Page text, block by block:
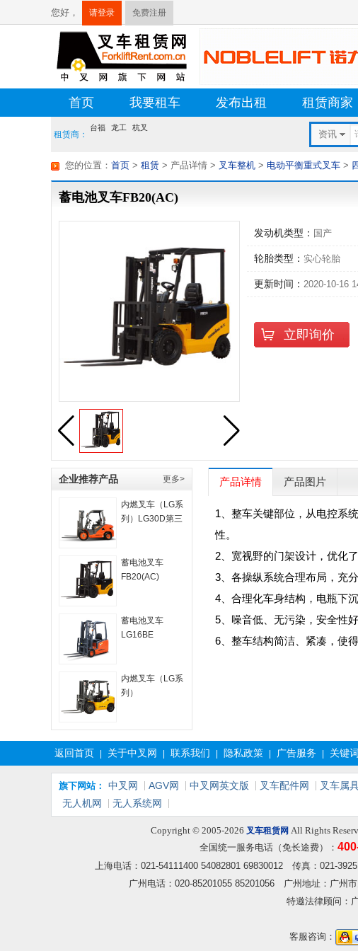
您好， 请登录 免费注册
首页 我要租车 发布出租 租赁商家
租赁商：
台福 龙工 杭叉
资讯
您的位置： 首页 > 租赁 > 叉车整机 > 电动平衡重式叉车 >
> 产品详情
蓄电池叉车FB20(AC)
发动机类型： 国产
轮胎类型： 实心轮胎
更新时间： 2020-10-16
立即询价
企业推荐产品 更多>
内燃叉车（LG系
列）LG30D第三
蓄电池叉车
FB20(AC)
蓄电池叉车
LG16BE
内燃叉车（LG系
列）
产品详情 产品图片
1、整车关键部位，从电控系
性。
2、宽视野的门架设计，优化
3、各操纵系统合理布局，充
4、合理化车身结构，电瓶下
5、噪音低、无污染，安全性好
6、整车结构简洁、紧凑，使得
返回首页 关于中叉网 联系我们 隐私政策 广告服务 关键
旗下网站： 中叉网 AGV网 中叉网英文版 叉车配件网 叉车属
无人机网
无人系统网
Copyright © 2005-2026 叉车租赁网 All Rights
全国统一服务电话（免长途费）：
上海电话：021-54111400 54082801 69830012 传真：021-
广州电话：020-85201055 85201056 广州地址：广州
特邀法律顾问：
客服咨询：